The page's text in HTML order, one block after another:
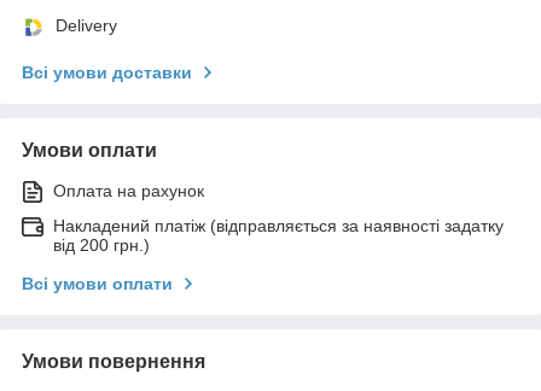
Delivery
Всі умови доставки
Умови оплати
Оплата на рахунок
Накладений платіж (відправляється за наявності задатку
від 200 грн.)
Всі умови оплати
Умови повернення